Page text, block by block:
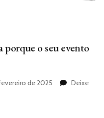
porque o seu evento
de 2025
Deixe